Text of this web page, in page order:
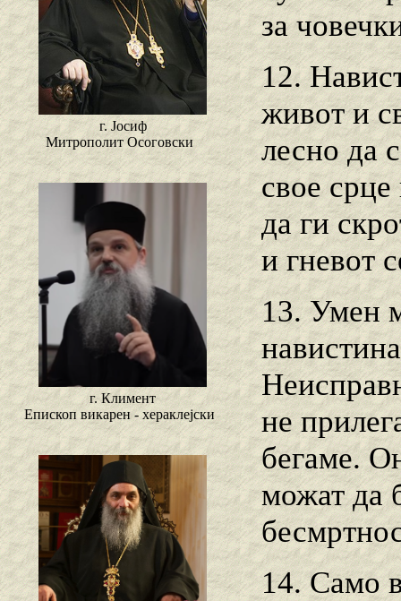
г. Јосиф
Митрополит Осоговски
г. Климент
Епископ викарен - хераклејски
за
12.
живот и
лесно да
свое
да ги
и гневот
13. Умен
не
бегаме.
можат да
14. Само